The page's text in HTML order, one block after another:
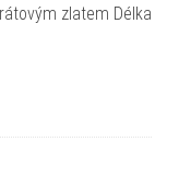
zlatem Délka